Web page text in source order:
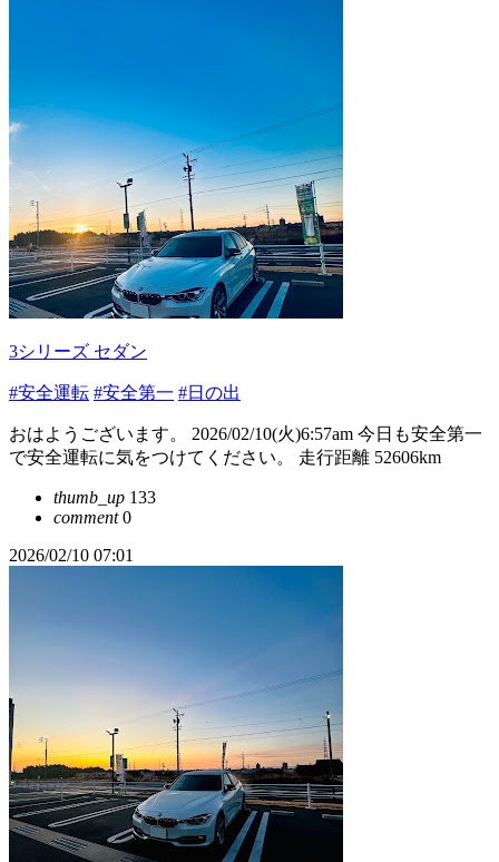
3シリーズ セダン
#安全運転 #安全第一 #日の出
おはようございます。 2026/02/10(火)6:57am 今日も安全第一
で安全運転に気をつけてください。 走行距離 52606km
thumb_up 133
comment0
2026/02/10 07:01